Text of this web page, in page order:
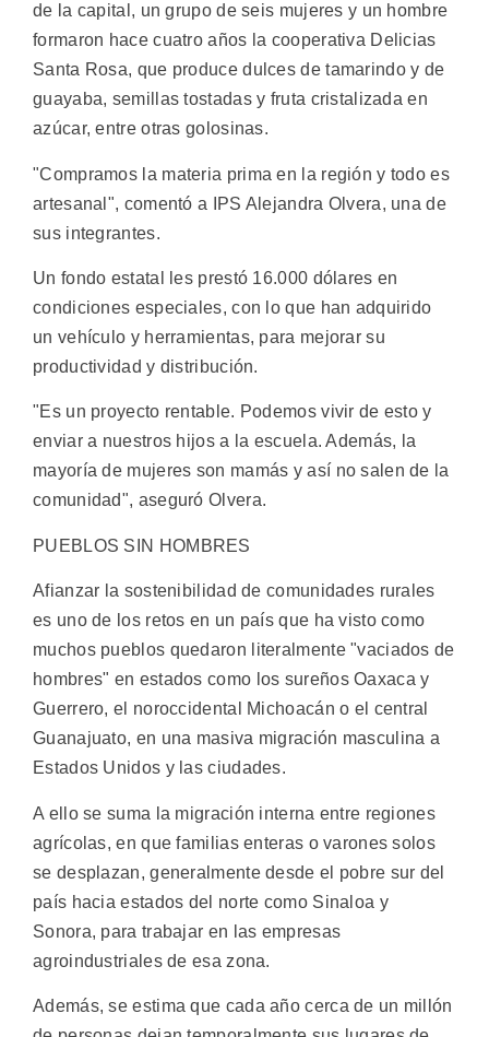
de la capital, un grupo de seis mujeres y un hombre
formaron hace cuatro años la cooperativa Delicias
Santa Rosa, que produce dulces de tamarindo y de
guayaba, semillas tostadas y fruta cristalizada en
azúcar, entre otras golosinas.
"Compramos la materia prima en la región y todo es
artesanal", comentó a IPS Alejandra Olvera, una de
sus integrantes.
Un fondo estatal les prestó 16.000 dólares en
condiciones especiales, con lo que han adquirido
un vehículo y herramientas, para mejorar su
productividad y distribución.
"Es un proyecto rentable. Podemos vivir de esto y
enviar a nuestros hijos a la escuela. Además, la
mayoría de mujeres son mamás y así no salen de la
comunidad", aseguró Olvera.
PUEBLOS SIN HOMBRES
Afianzar la sostenibilidad de comunidades rurales
es uno de los retos en un país que ha visto como
muchos pueblos quedaron literalmente "vaciados de
hombres" en estados como los sureños Oaxaca y
Guerrero, el noroccidental Michoacán o el central
Guanajuato, en una masiva migración masculina a
Estados Unidos y las ciudades.
A ello se suma la migración interna entre regiones
agrícolas, en que familias enteras o varones solos
se desplazan, generalmente desde el pobre sur del
país hacia estados del norte como Sinaloa y
Sonora, para trabajar en las empresas
agroindustriales de esa zona.
Además, se estima que cada año cerca de un millón